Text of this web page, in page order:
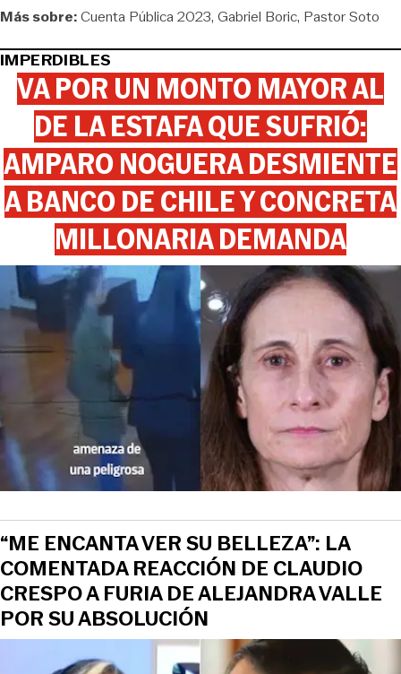
Más sobre:Cuenta Pública 2023 Gabriel Boric Pastor Soto
IMPERDIBLES
VA POR UN MONTO MAYOR AL
DE LA ESTAFA QUE SUFRIÓ:
AMPARO NOGUERA DESMIENTE
A BANCO DE CHILE Y CONCRETA
MILLONARIA DEMANDA
“ME ENCANTA VER SU BELLEZA”: LA
COMENTADA REACCIÓN DE CLAUDIO
CRESPO A FURIA DE ALEJANDRA VALLE
POR SU ABSOLUCIÓN